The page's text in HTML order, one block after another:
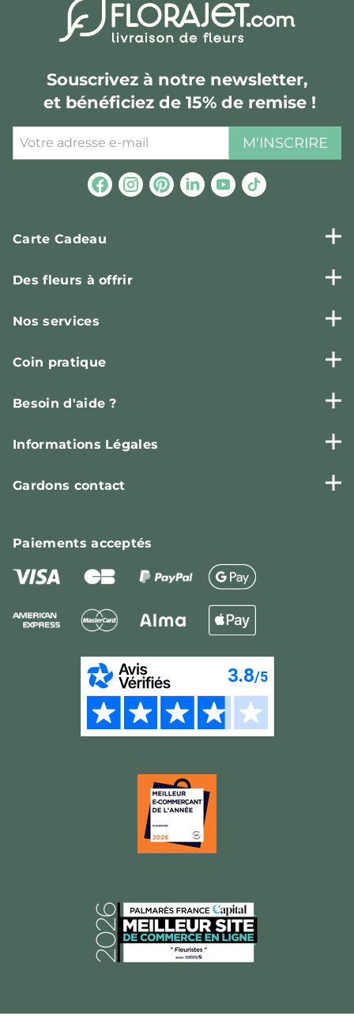
Souscrivez à notre newsletter,
et bénéficiez de 15% de remise !
M'INSCRIRE
Carte Cadeau
Des fleurs à offrir
Nos services
Coin pratique
Besoin d'aide ?
Informations Légales
Gardons contact
Paiementsacceptés